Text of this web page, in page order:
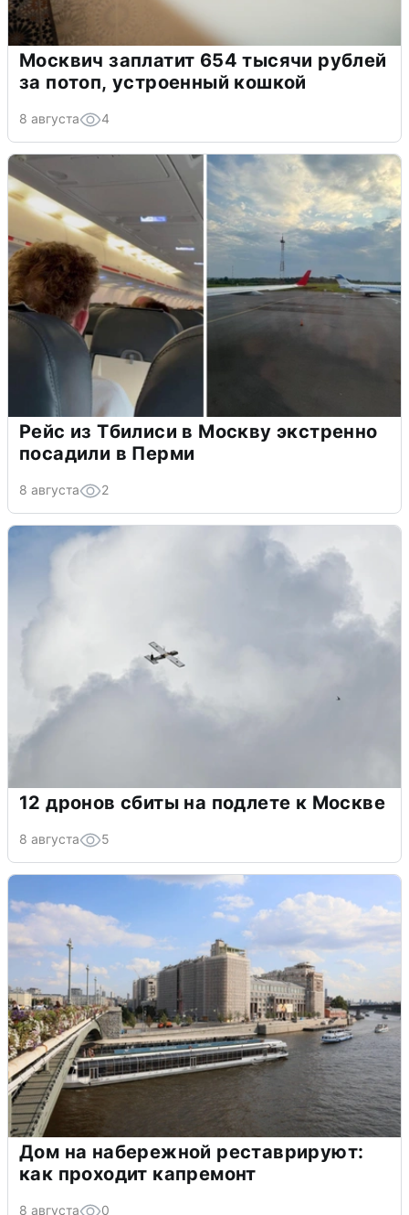
Москвич заплатит 654 тысячи рублей
за потоп, устроенный кошкой
8 августа 4
Рейс из Тбилиси в Москву экстренно
посадили в Перми
8 августа 2
12 дронов сбиты на подлете к Москве
8 августа 5
Дом на набережной реставрируют:
как проходит капремонт
8 августа 0